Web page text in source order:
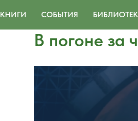
КНИГИ СОБЫТИЯ
В погоне за